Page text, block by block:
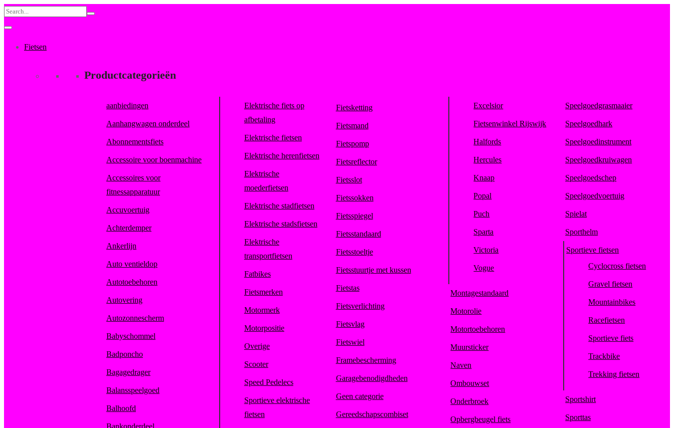
Search
for:
Fietsen
Productcategorieën
aanbiedingen
Aanhangwagen onderdeel
Abonnementsfiets
Accessoire voor boenmachine
Accessoires voor
fitnessapparatuur
Accuvoertuig
Achterdemper
Ankerlijn
Auto ventieldop
Autotoebehoren
Autovering
Autozonnescherm
Babyschommel
Badponcho
Bagagedrager
Balansspeelgoed
Balhoofd
Bankonderdeel
Elektrische fiets op
afbetaling
Elektrische fietsen
Elektrische herenfietsen
Elektrische
moederfietsen
Elektrische stadfietsen
Elektrische stadsfietsen
Elektrische
transportfietsen
Fatbikes
Fietsmerken
Motormerk
Motorpositie
Overige
Scooter
Speed Pedelecs
Sportieve elektrische
fietsen
Fietsketting
Fietsmand
Fietspomp
Fietsreflector
Fietsslot
Fietssokken
Fietsspiegel
Fietsstandaard
Fietsstoeltje
Fietsstuurtje met kussen
Fietstas
Fietsverlichting
Fietsvlag
Fietswiel
Framebescherming
Garagebenodigdheden
Geen categorie
Gereedschapscombiset
Excelsior
Fietsenwinkel Rijswijk
Halfords
Hercules
Knaap
Popal
Puch
Sparta
Victoria
Vogue
Montagestandaard
Motorolie
Motortoebehoren
Muursticker
Naven
Ombouwset
Onderbroek
Opbergbeugel fiets
Speelgoedgrasmaaier
Speelgoedhark
Speelgoedinstrument
Speelgoedkruiwagen
Speelgoedschep
Speelgoedvoertuig
Spielat
Sporthelm
Sportieve fietsen
Cyclocross fietsen
Gravel fietsen
Mountainbikes
Racefietsen
Sportieve fiets
Trackbike
Trekking fietsen
Sportshirt
Sporttas